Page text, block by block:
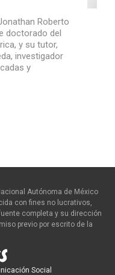
Roberto
doctorado del
y su tutor,
investigador
y
Autónoma de México
con fines no lucrativos,
completa y su dirección
previo por escrito de la
Social